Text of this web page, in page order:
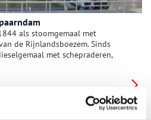
als stoomgemaal met
de Rijnlandsboezem. Sinds
met schepraderen,
met voor- en achterwaterloop.